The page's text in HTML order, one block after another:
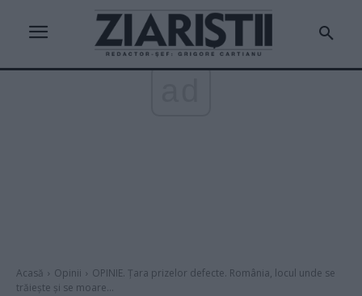
Acasă Opinii
OPINIE. Țara prizelor defecte. România, locul unde se
trăiește și se moare...